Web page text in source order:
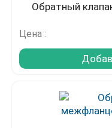
Обратный
Цена :